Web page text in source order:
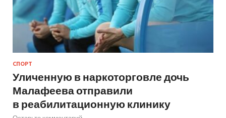
СПОРТ
Уличенную в наркоторговле дочь
Малафеева отправили
в реабилитационную клинику